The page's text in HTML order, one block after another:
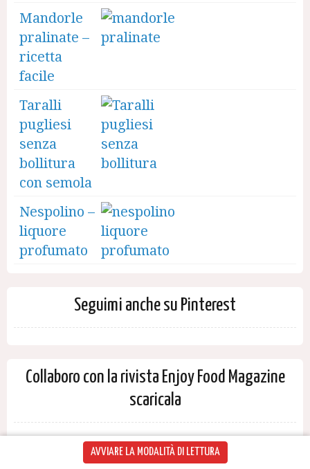
AVVIARE LA MODALITÀ DI LETTURA
Mandorle
pralinate –
ricetta
facile
Taralli
pugliesi
senza
bollitura
con semola
Nespolino –
liquore
profumato
Seguimi anche su Pinterest
Collaboro con la rivista Enjoy Food Magazine
scaricala